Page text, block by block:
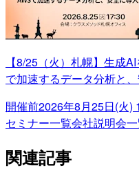
【8/25（火）札幌】生成
で加速するデータ分析と
開催前2026年8月25日(火)
セミナー一覧会社説明会
関連記事